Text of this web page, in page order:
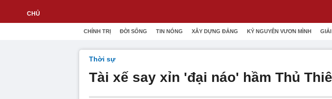
CHÍNH TRỊ ĐỜI SỐNG TIN NÓNG XÂY DỰNG ĐẢNG KỶ NGUYÊN VƯƠN MÌNH
Thời sự
Tài xế say xỉn 'đại náo' hầm Thủ